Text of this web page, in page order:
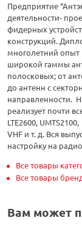
Предприятие
деятельности-
фидерных
конструкций.
многолетний опыт
широкой гаммы
полосковых; от
до антенн с
направленности.
реализует почти
LTE2600,
VHF и т. д. Вся
настройку на
Все товары
Все товары
Вам может